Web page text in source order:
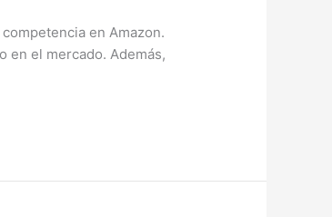
en Amazon.
en el mercado. Además,